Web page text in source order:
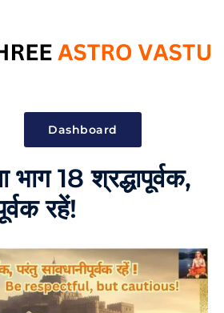
Dashboard
भाग 18 श्रद्धापूर्वक,
रहें!